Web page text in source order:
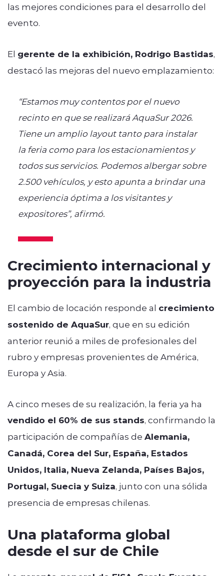
las mejores condiciones para el desarrollo del
evento.
El gerente de la exhibición, Rodrigo Bastidas,
destacó las mejoras del nuevo emplazamiento:
“Estamos muy contentos por el nuevo
recinto en que se realizará AquaSur 2026.
Tiene un amplio layout tanto para instalar
la feria como para los estacionamientos y
todos sus servicios. Podemos albergar sobre
2.500 vehículos, y esto apunta a brindar una
experiencia óptima a los visitantes y
expositores”, afirmó.
Crecimiento internacional y
proyección para la industria
El cambio de locación responde al crecimiento
sostenido de AquaSur, que en su edición
anterior reunió a miles de profesionales del
rubro y empresas provenientes de América,
Europa y Asia.
A cinco meses de su realización, la feria ya ha
vendido el 60% de sus stands, confirmando la
participación de compañías de Alemania,
Canadá, Corea del Sur, España, Estados
Unidos, Italia, Nueva Zelanda, Países Bajos,
Portugal, Suecia y Suiza, junto con una sólida
presencia de empresas chilenas.
Una plataforma global
desde el sur de Chile